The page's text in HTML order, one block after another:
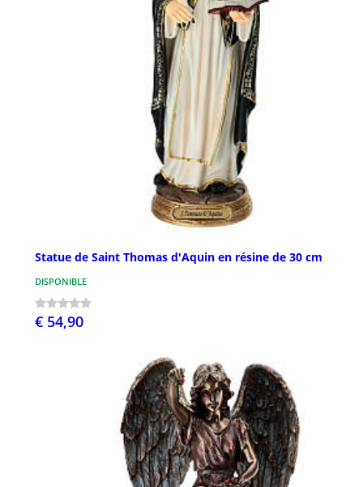
Statue de Saint Thomas d'Aquin en résine de 30 cm
DISPONIBLE
€ 54,90